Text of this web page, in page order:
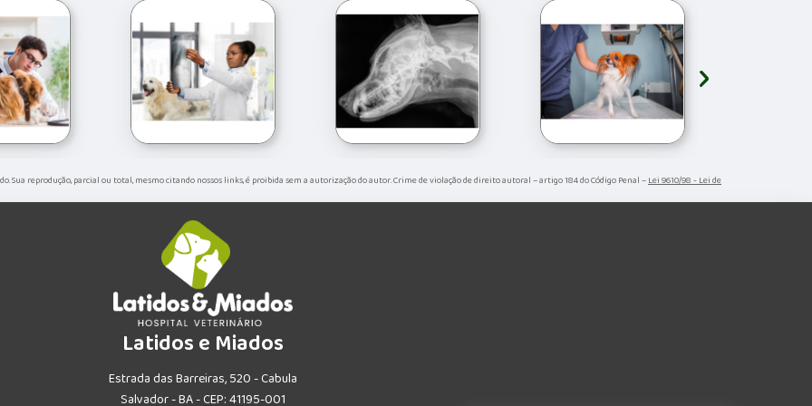
›
Sua reprodução, parcial ou total, mesmo citando nossos links, é proibida sem a autorização do autor. Crime de violação de direito autoral – artigo 184 do Código Penal –Lei 9610/98 - Lei de
Latidos e Miados
Estrada das Barreiras, 520 - Cabula
Salvador - BA - CEP: 41195-001